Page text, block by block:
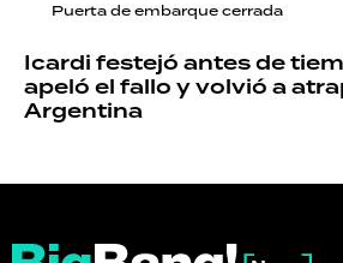
Puerta de embarque cerrada
Icardi festejó antes de
apeló el fallo y volvió a
Argentina